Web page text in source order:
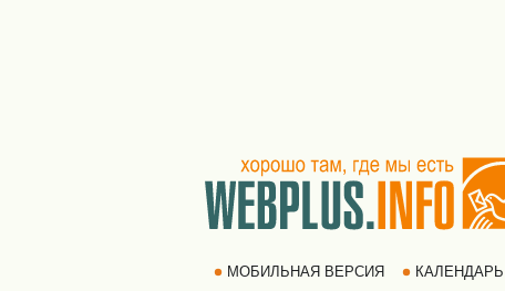
МОБИЛЬНАЯ ВЕРСИЯ КАЛЕНДАРЬ